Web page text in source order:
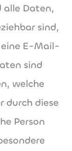
alle Daten,
sind,
eine E-Mail-
sind
welche
durch diese
Person